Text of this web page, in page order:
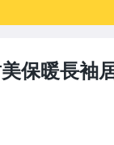
保暖長袖